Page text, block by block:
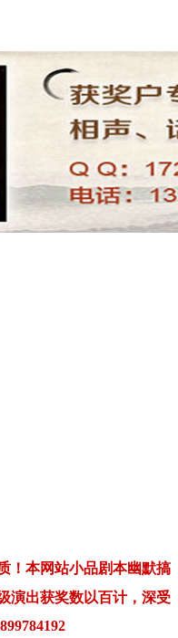
！本网站小品剧本幽默搞
演出获奖数以百计，深受